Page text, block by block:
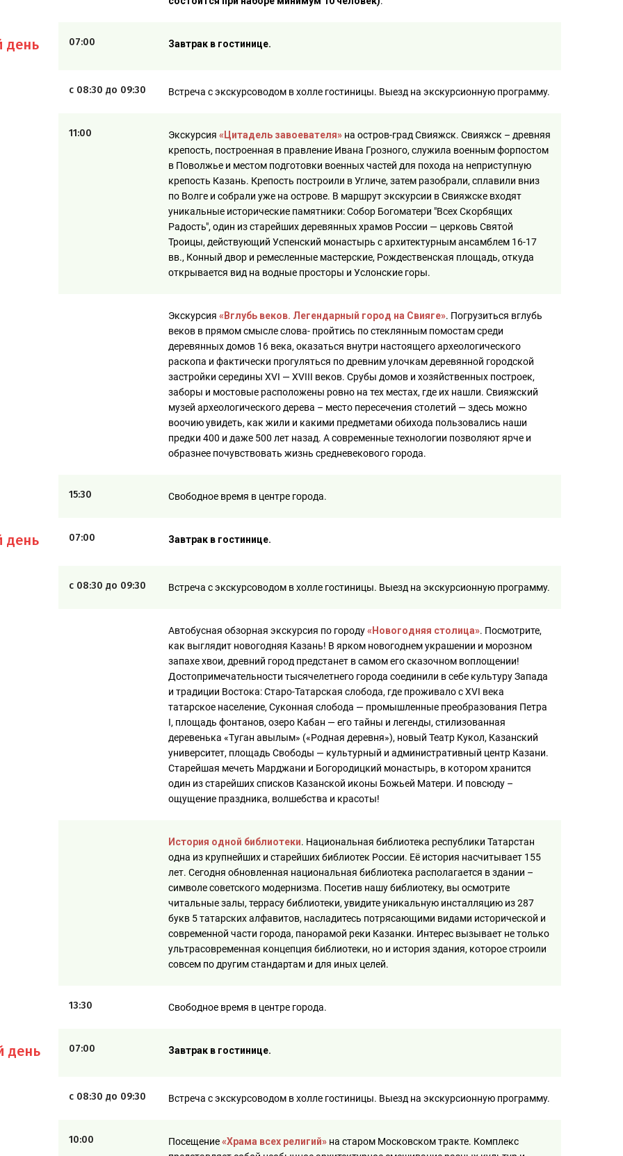
день 07:00 Завтрак в гостинице.
с 08:30 до 09:30 Встреча с экскурсоводом в холле гостиницы. Выезд на экскурсионную программу.
11:00 Экскурсия «Цитадель завоевателя» на остров-град Свияжск. Свияжск – древняя
крепость, построенная в правление Ивана Грозного, служила военным форпостом
в Поволжье и местом подготовки военных частей для похода на неприступную
крепость Казань. Крепость построили в Угличе, затем разобрали, сплавили вниз
по Волге и собрали уже на острове. В маршрут экскурсии в Свияжске входят
уникальные исторические памятники: Собор Богоматери "Всех Скорбящих
Радость", один из старейших деревянных храмов России — церковь Святой
Троицы, действующий Успенский монастырь с архитектурным ансамблем 16-17
вв., Конный двор и ремесленные мастерские, Рождественская площадь, откуда
открывается вид на водные просторы и Услонские горы.
Экскурсия «Вглубь веков. Легендарный город на Свияге». Погрузиться вглубь
веков в прямом смысле слова- пройтись по стеклянным помостам среди
деревянных домов 16 века, оказаться внутри настоящего археологического
раскопа и фактически прогуляться по древним улочкам деревянной городской
застройки середины XVI — XVIII веков. Срубы домов и хозяйственных построек,
заборы и мостовые расположены ровно на тех местах, где их нашли. Свияжский
музей археологического дерева – место пересечения столетий — здесь можно
воочию увидеть, как жили и какими предметами обихода пользовались наши
предки 400 и даже 500 лет назад. А современные технологии позволяют ярче и
образнее почувствовать жизнь средневекового города.
15:30 Свободное время в центре города.
день 07:00 Завтрак в гостинице.
с 08:30 до 09:30 Встреча с экскурсоводом в холле гостиницы. Выезд на экскурсионную программу.
Автобусная обзорная экскурсия по городу«Новогодняя столица». Посмотрите,
как выглядит новогодняя Казань! В ярком новогоднем украшении и морозном
запахе хвои, древний город предстанет в самом его сказочном воплощении!
Достопримечательности тысячелетнего города соединили в себе культуру Запада
и традиции Востока: Старо-Татарская слобода, где проживало с XVI века
татарское население, Суконная слобода — промышленные преобразования Петра
I, площадь фонтанов, озеро Кабан — его тайны и легенды, стилизованная
деревенька «Туган авылым» («Родная деревня»), новый Театр Кукол, Казанский
университет, площадь Свободы — культурный и административный центр Казани.
Старейшая мечеть Марджани и Богородицкий монастырь, в котором хранится
один из старейших списков Казанской иконы Божьей Матери. И повсюду –
ощущение праздника, волшебства и красоты!
История одной библиотеки. Национальная библиотека республики Татарстан
одна из крупнейших и старейших библиотек России. Её история насчитывает 155
лет. Сегодня обновленная национальная библиотека располагается в здании –
символе советского модернизма. Посетив нашу библиотеку, вы осмотрите
читальные залы, террасу библиотеки, увидите уникальную инсталляцию из 287
букв 5 татарских алфавитов, насладитесь потрясающими видами исторической и
современной части города, панорамой реки Казанки. Интерес вызывает не только
ультрасовременная концепция библиотеки, но и история здания, которое строили
совсем по другим стандартам и для иных целей.
13:30 Свободное время в центре города.
день 07:00 Завтрак в гостинице.
с 08:30 до 09:30 Встреча с экскурсоводом в холле гостиницы. Выезд на экскурсионную программу.
10:00 Посещение«Храма всех религий» на старом Московском тракте. Комплекс